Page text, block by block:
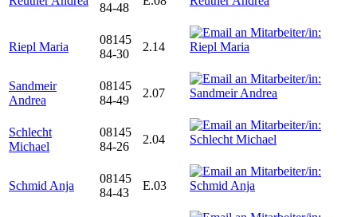
84-48
Riepl Maria
08145
84-30
2.14
Sandmeir
Andrea
08145
84-49
2.07
Schlecht
Michael
08145
84-26
2.04
Schmid Anja
08145
84-43
E.03